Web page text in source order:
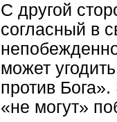
С другой
согласный в
может
против
«не могут»